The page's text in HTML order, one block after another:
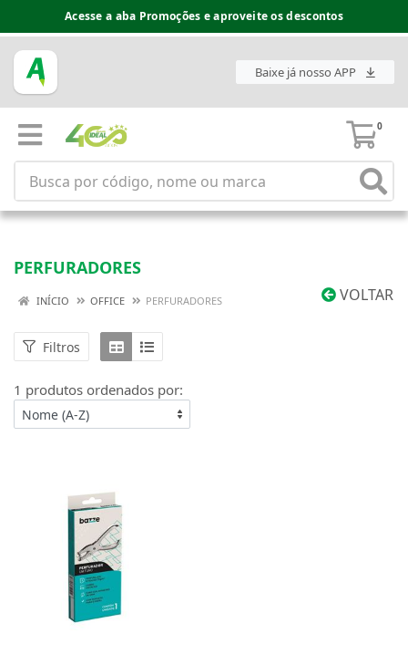
Acesse a aba Promoções e aproveite os descontos
Baixe já nosso APP
0
PERFURADORES
VOLTAR
INÍCIO OFFICE PERFURADORES
Filtros
1 produtos ordenados por: